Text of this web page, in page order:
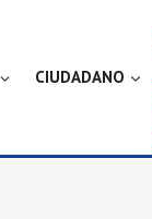
CIUDADANO